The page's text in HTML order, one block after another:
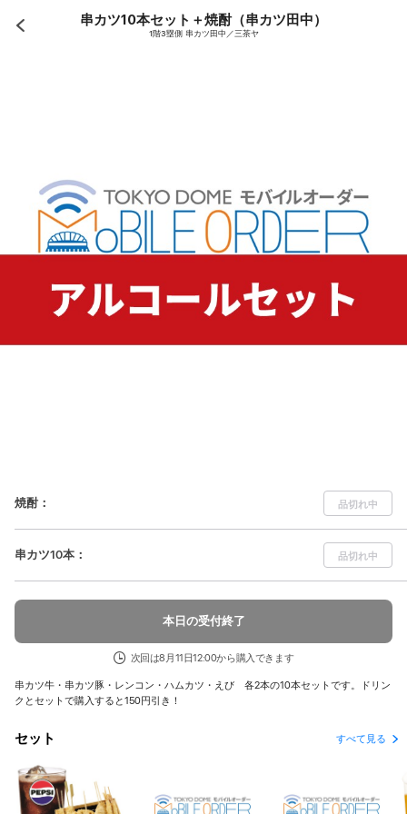
串カツ10本セット＋焼酎（串カツ田中）
1階3塁側 串カツ田中／三茶ヤ
焼酎： 品切れ中
串カツ10本 ： 品切れ中
本日の受付終了
次回は8月11日12:00から購入できます
串カツ牛・串カツ豚・レンコン・ハムカツ・えび 各2本の10本セットです。ドリン
クとセットで購入すると150円引き！
セット すべて見る